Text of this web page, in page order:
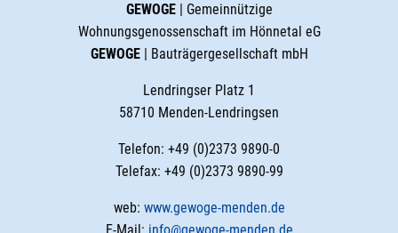
GEWOGE| Gemeinnützige
Wohnungsgenossenschaft im Hönnetal eG
GEWOGE| Bauträgergesellschaft mbH
Lendringser Platz 1
58710 Menden-Lendringsen
Telefon: +49 (0)2373 9890-0
Telefax: +49 (0)2373 9890-99
web: www.gewoge-menden.de